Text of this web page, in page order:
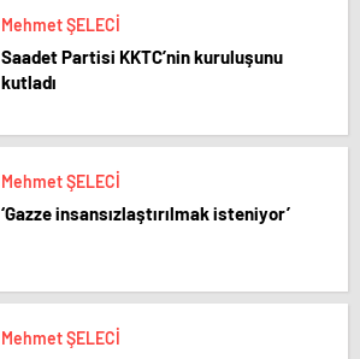
Mehmet ŞELECİ
Saadet Partisi KKTC’nin kuruluşunu
kutladı
Mehmet ŞELECİ
‘Gazze insansızlaştırılmak isteniyor’
Mehmet ŞELECİ